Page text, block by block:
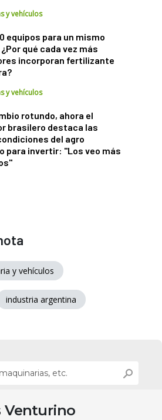
y vehículos
equipos para un mismo
qué cada vez más
incorporan fertilizante
y vehículos
rotundo, ahora el
brasilero destaca las
del agro
para invertir: "Los veo más
y vehículos
industria argentina
Venturino